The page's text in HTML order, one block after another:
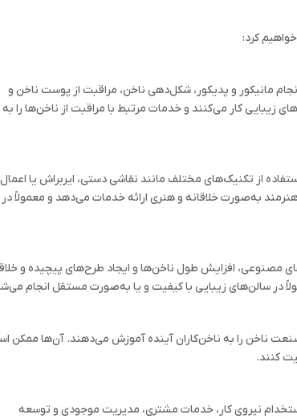
کرد:
مانیکور و پدیکور، شکل‌دهی ناخن، مراقبت از پوست ناخن و
زیبایی کار می‌کنند و خدمات مرتبط با مراقبت از ناخن‌ها را به
از تکنیک‌های مختلف مانند نقاشی دستی، ایربراش یا اعمال
به‌صورت خلاقانه و هنری ارائه خدمات می‌دهد و معمولاً در
افزایش طول ناخن‌ها و ایجاد طرح‌های پیچیده و
در سالن‌های زیبایی با کیفیت و یا به‌صورت مستقل انجام
ناخن را به ناخن‌کاران آینده آموزش می‌دهند. آن‌ها ممکن
کنند.
نیروی کار، خدمات مشتری، مدیریت موجودی و توسعه